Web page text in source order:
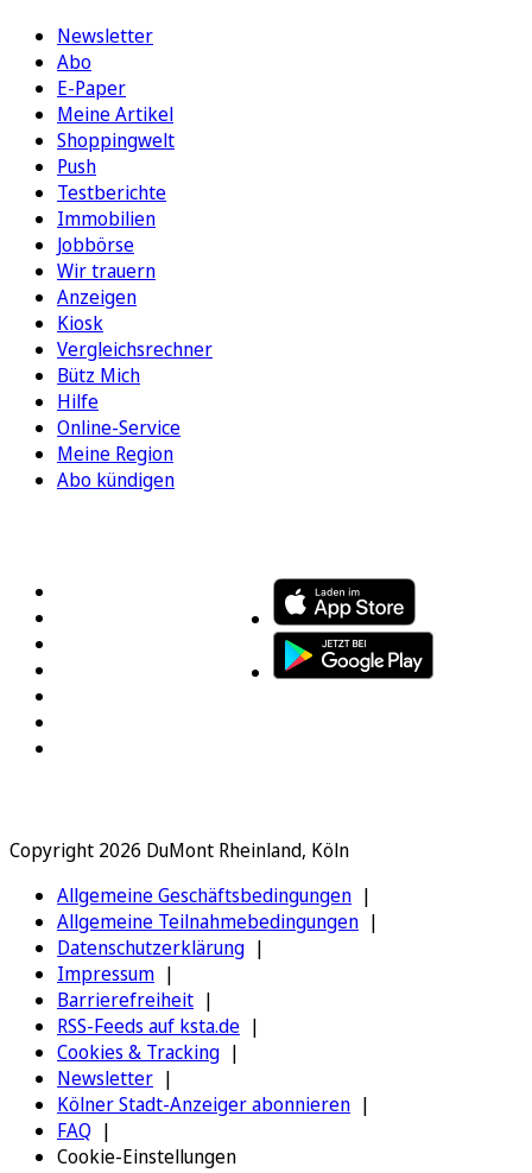
Newsletter
Abo
E-Paper
Meine Artikel
Shoppingwelt
Push
Testberichte
Immobilien
Jobbörse
Wir trauern
Anzeigen
Kiosk
Vergleichsrechner
Bütz Mich
Hilfe
Online-Service
Meine Region
Abo kündigen
Copyright 2026 DuMont Rheinland, Köln
Allgemeine Geschäftsbedingungen
Allgemeine Teilnahmebedingungen
Datenschutzerklärung
Impressum
Barrierefreiheit
RSS-Feeds auf ksta.de
Cookies & Tracking
Newsletter
Kölner Stadt-Anzeiger abonnieren
FAQ
Cookie-Einstellungen